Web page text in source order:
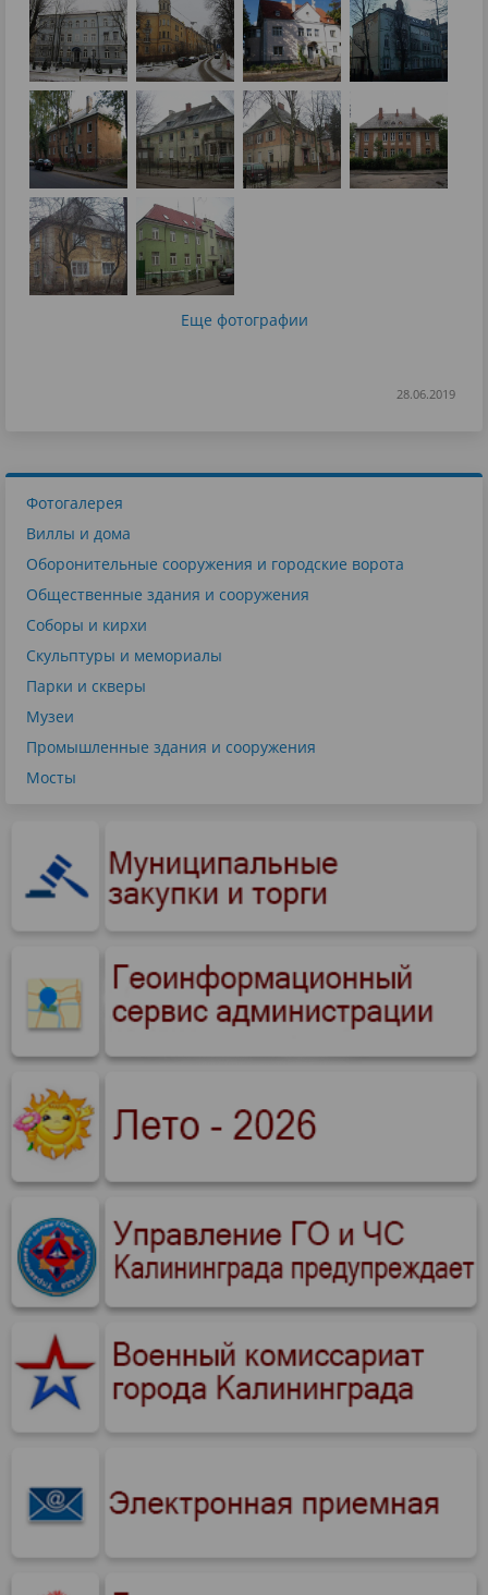
Еще фотографии
28.06.2019
Фотогалерея
Виллы и дома
Оборонительные сооружения и городские ворота
Общественные здания и сооружения
Соборы и кирхи
Скульптуры и мемориалы
Парки и скверы
Музеи
Промышленные здания и сооружения
Мосты